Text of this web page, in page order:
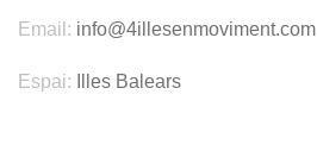
Email: info@4illesenmoviment.com
Espai: Illes Balears